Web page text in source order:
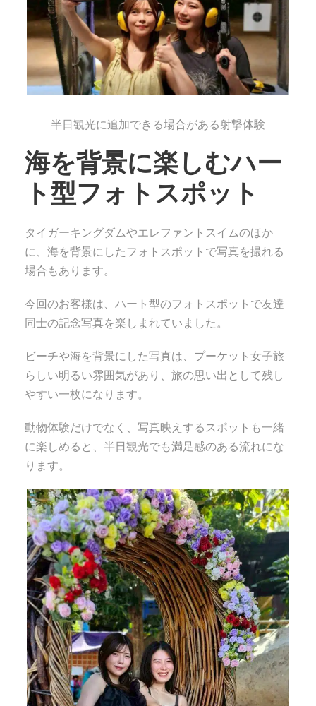
半日観光に追加できる場合がある射撃体験
海を背景に楽しむハー
ト型フォトスポット
タイガーキングダムやエレファントスイムのほか
に、海を背景にしたフォトスポットで写真を撮れる
場合もあります。
今回のお客様は、ハート型のフォトスポットで友達
同士の記念写真を楽しまれていました。
ビーチや海を背景にした写真は、プーケット女子旅
らしい明るい雰囲気があり、旅の思い出として残し
やすい一枚になります。
動物体験だけでなく、写真映えするスポットも一緒
に楽しめると、半日観光でも満足感のある流れにな
ります。